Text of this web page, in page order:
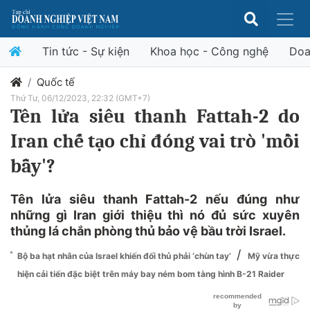
Tin tức - Sự kiện Khoa học - Công nghệ
Quốc tế
Thứ Tư, 06/12/2023, 22:32 (GMT+7)
Tên lửa siêu thanh Fattah-2 do
Iran chế tạo chỉ đóng vai trò 'mồi
bẫy'?
Tên lửa siêu thanh Fattah-2 nếu đúng như
những gì Iran giới thiệu thì nó đủ sức xuyên
thủng lá chắn phòng thủ bảo vệ bầu trời Israel.
Bộ ba hạt nhân của Israel khiến đối thủ phải ‘chùn tay’ /
Mỹ vừa thực
hiện cải tiến đặc biệt trên máy bay ném bom tàng hình B-21 Raider